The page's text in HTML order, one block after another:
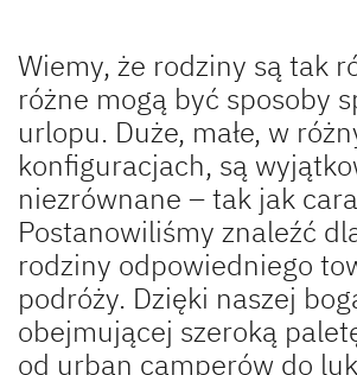
Zalety Dethleffs
Pionierski duch, który fascynuje
Prasa
Odpowiedzialność
Dealerzy
Wiemy, że rodziny są tak
różne mogą być sposoby
urlopu. Duże, małe, w
konfiguracjach, są
niezrównane – tak jak
Postanowiliśmy znaleźć
rodziny odpowiedniego
podróży. Dzięki naszej
obejmującej szeroką
od urban camperów do